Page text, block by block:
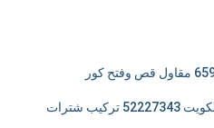
شترات